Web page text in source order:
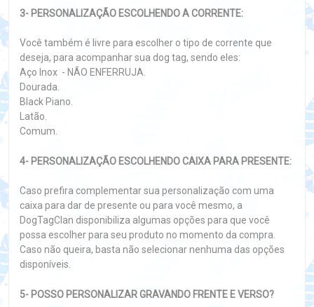
3- PERSONALIZAÇÃO ESCOLHENDO A CORRENTE:
Você também é livre para escolher o tipo de corrente que
deseja, para acompanhar sua dog tag, sendo eles:
Aço Inox - NÃO ENFERRUJA.
Dourada.
Black Piano.
Latão.
Comum.
4- PERSONALIZAÇÃO ESCOLHENDO CAIXA PARA PRESENTE:
Caso prefira complementar sua personalização com uma
caixa para dar de presente ou para você mesmo, a
DogTagClan disponibiliza algumas opções para que você
possa escolher para seu produto no momento da compra.
Caso não queira, basta não selecionar nenhuma das opções
disponíveis.
5- POSSO PERSONALIZAR GRAVANDO FRENTE E VERSO?